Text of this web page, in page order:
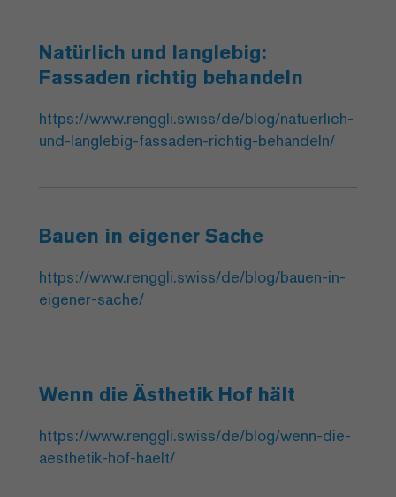
Natürlich und langlebig:
Fassaden richtig behandeln
https://www.renggli.swiss/de/blog/natuerlich-
und-langlebig-fassaden-richtig-behandeln/
Bauen in eigener Sache
https://www.renggli.swiss/de/blog/bauen-in-
eigener-sache/
Wenn die Ästhetik Hof hält
https://www.renggli.swiss/de/blog/wenn-die-
aesthetik-hof-haelt/